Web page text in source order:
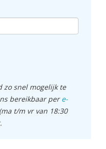
zo snel mogelijk te
bereikbaar pere-
t/m vr van 18:30